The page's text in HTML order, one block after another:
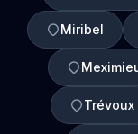
Miribel
Trévoux